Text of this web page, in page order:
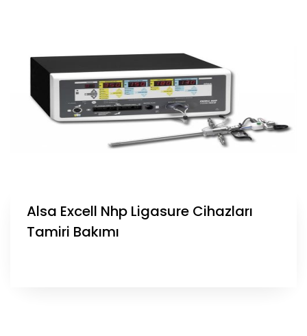
Alsa Excell Nhp Ligasure Cihazları
Tamiri Bakımı